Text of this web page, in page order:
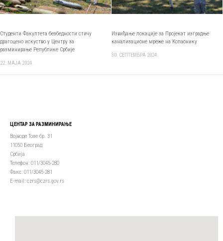
Студенти Факултета безбедности стичу
драгоцено искуство у Центру за
разминирање Републике Србије
22. МАЈА 2024.
Извиђање локације за Пројекат изградње
канализационе мреже на Копаонику
30. СЕПТЕМБРА 2024.
ЦЕНТАР ЗА РАЗМИНИРАЊЕ
Војводе Тозе бр. 31
11050 Београд
Србија
Телефон: 011/3045-280
Факс: 011/3045-281
Е-mail: czrs@czrs.gov.rs